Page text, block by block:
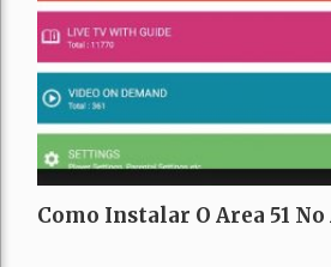
Como Instalar O Area 51